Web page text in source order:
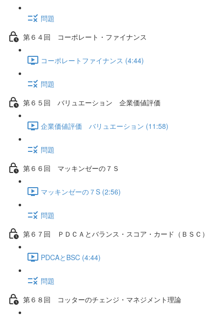
問題
第６４回 コーポレート・ファイナンス
コーポレートファイナンス (4:44)
問題
第６５回 バリュエーション 企業価値評価
企業価値評価 バリュエーション (11:58)
問題
第６６回 マッキンゼーの７Ｓ
マッキンゼーの７S (2:56)
問題
第６７回 ＰＤＣＡとバランス・スコア・カード（ＢＳＣ）
PDCAとBSC (4:44)
問題
第６８回 コッターのチェンジ・マネジメント理論